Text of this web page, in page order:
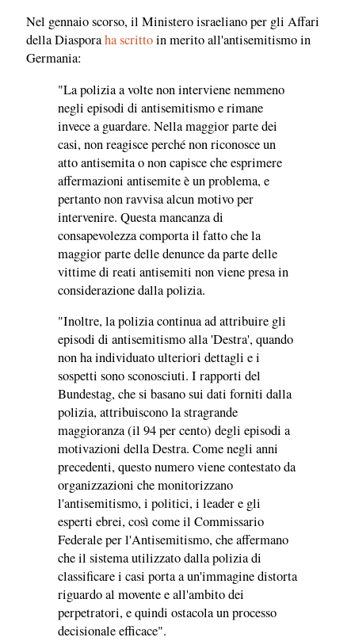
Nel gennaio scorso, il Ministero israeliano per gli Affari
della Diasporaha scrittoin merito all'antisemitismo in
Germania:
"La polizia a volte non interviene nemmeno
negli episodi di antisemitismo e rimane
invece a guardare. Nella maggior parte dei
casi, non reagisce perché non riconosce un
atto antisemita o non capisce che esprimere
affermazioni antisemite è un problema, e
pertanto non ravvisa alcun motivo per
intervenire. Questa mancanza di
consapevolezza comporta il fatto che la
maggior parte delle denunce da parte delle
vittime di reati antisemiti non viene presa in
considerazione dalla polizia.
"Inoltre, la polizia continua ad attribuire gli
episodi di antisemitismo alla 'Destra', quando
non ha individuato ulteriori dettagli e i
sospetti sono sconosciuti. I rapporti del
Bundestag, che si basano sui dati forniti dalla
polizia, attribuiscono la stragrande
maggioranza (il 94 per cento) degli episodi a
motivazioni della Destra. Come negli anni
precedenti, questo numero viene contestato da
organizzazioni che monitorizzano
l'antisemitismo, i politici, i leader e gli
esperti ebrei, così come il Commissario
Federale per l'Antisemitismo, che affermano
che il sistema utilizzato dalla polizia di
classificare i casi porta a un'immagine distorta
riguardo al movente e all'ambito dei
perpetratori, e quindi ostacola un processo
decisionale efficace".